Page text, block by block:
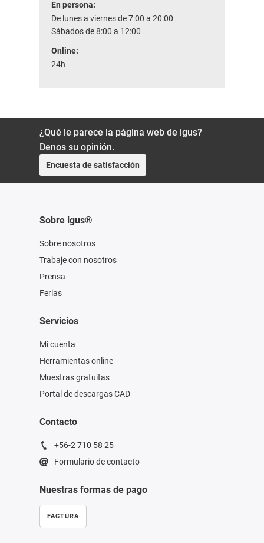
En persona:
De lunes a viernes de 7:00 a 20:00
Sábados de 8:00 a 12:00
Online:
24h
¿Qué le parece la página web de igus?
Denos su opinión.
Encuesta de satisfacción
Sobre igus®
Sobre nosotros
Trabaje con nosotros
Prensa
Ferias
Servicios
Mi cuenta
Herramientas online
Muestras gratuitas
Portal de descargas CAD
Contacto
+56-2 710 58 25
Formulario de contacto
Nuestras formas de pago
FACTURA